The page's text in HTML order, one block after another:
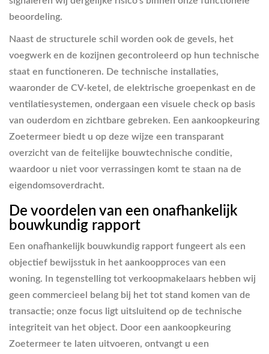
beoordeling.
Naast de structurele schil worden ook de gevels, het
voegwerk en de kozijnen gecontroleerd op hun technische
staat en functioneren. De technische installaties,
waaronder de CV-ketel, de elektrische groepenkast en de
ventilatiesystemen, ondergaan een visuele check op basis
van ouderdom en zichtbare gebreken. Een aankoopkeuring
Zoetermeer biedt u op deze wijze een transparant
overzicht van de feitelijke bouwtechnische conditie,
waardoor u niet voor verrassingen komt te staan na de
eigendomsoverdracht.
De voordelen van een onafhankelijk
bouwkundig rapport
Een onafhankelijk bouwkundig rapport fungeert als een
objectief bewijsstuk in het aankoopproces van een
woning. In tegenstelling tot verkoopmakelaars hebben wij
geen commercieel belang bij het tot stand komen van de
transactie; onze focus ligt uitsluitend op de technische
integriteit van het object. Door een aankoopkeuring
Zoetermeer te laten uitvoeren, ontvangt u een